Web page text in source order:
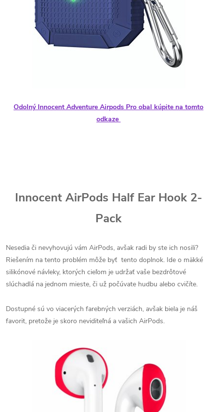
Odolný Innocent Adventure Airpods Pro obal kúpite na tomto
odkaze
Innocent AirPods Half Ear Hook 2-
Pack
Nesedia či nevyhovujú vám AirPods, avšak radi by ste ich nosili?
Riešením na tento problém môže byť tento doplnok. Ide o mäkké
silikónové návleky, ktorých cieľom je udržať vaše bezdrôtové
slúchadlá na jednom mieste, či už počúvate hudbu alebo cvičíte.
Dostupné sú vo viacerých farebných verziách, avšak biela je náš
favorit, pretože je skoro neviditeľná a vašich AirPods.